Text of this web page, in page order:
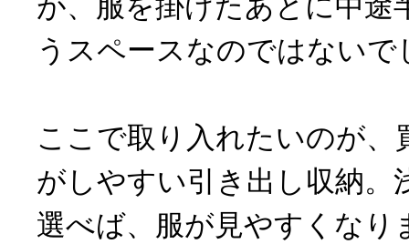
うスペースなのではないで
ここで取り入れたいのが、
がしやすい引き出し収納。
選べば、服が見やすくなり